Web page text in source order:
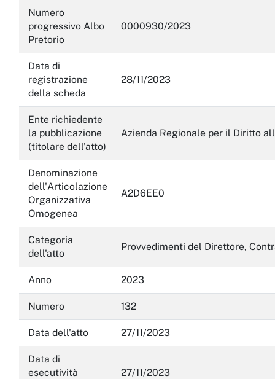
Sovvenzioni, contributi, sussidi, vantaggi economici
Bilanci
Beni immobili e gestione patrimonio
Controlli e rilievi sull'amministrazione
Servizi erogati
Pagamenti dell'amministrazione
Opere pubbliche
Pianificazione e governo del territorio
Informazioni ambientali
Interventi straordinari e di emergenza
Altri contenuti
Attuazione misure PNRR
Numero
progressivo Albo
Pretorio
0000930/2023
Data di
registrazione
della scheda
28/11/2023
Ente richiedente
la pubblicazione
(titolare dell'atto)
Azienda Regionale per il Diritto
Denominazione
dell'Articolazione
Organizzativa
Omogenea
A2D6EE0
Categoria
dell'atto
Provvedimenti del Direttore,
Anno 2023
Numero 132
Data dell'atto 27/11/2023
Data di
esecutività
27/11/2023